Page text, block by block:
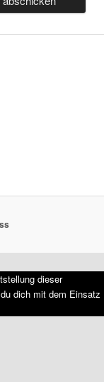
dieser
dich mit dem Einsatz